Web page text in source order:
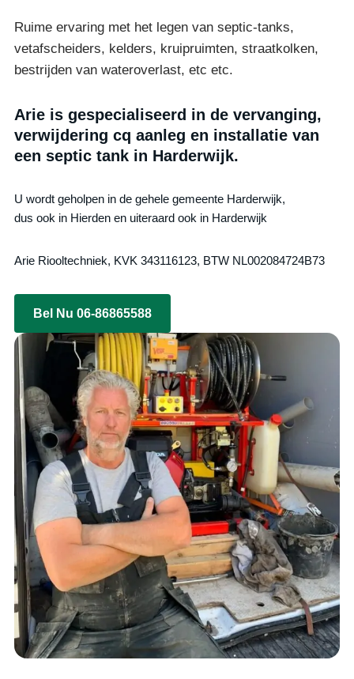
Ruime ervaring met het legen van septic-tanks,
vetafscheiders, kelders, kruipruimten, straatkolken,
bestrijden van wateroverlast, etc etc.
Arie is gespecialiseerd in de vervanging,
verwijdering cq aanleg en installatie van
een septic tank in Harderwijk.
U wordt geholpen in de gehele gemeente Harderwijk,
dus ook in Hierden en uiteraard ook in Harderwijk
Arie Riooltechniek, KVK 343116123, BTW NL002084724B73
Bel Nu 06-86865588